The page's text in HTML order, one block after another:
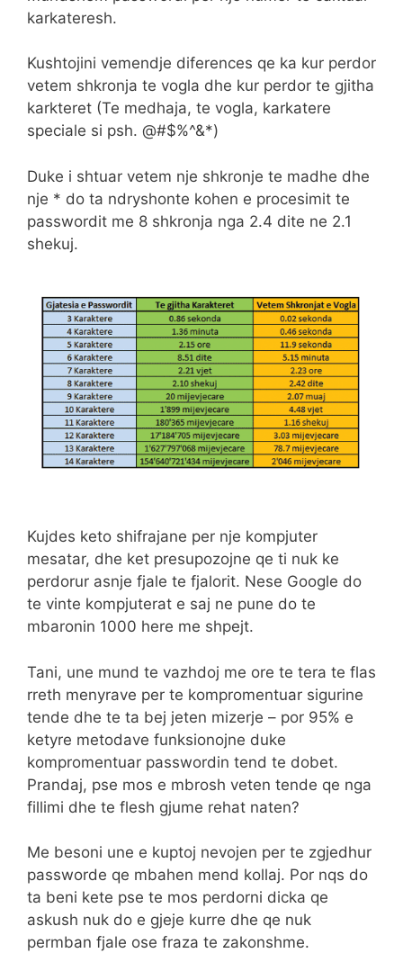
karkateresh.
Kushtojini vemendje diferences qe ka kur perdor
vetem shkronja te vogla dhe kur perdor te gjitha
karkteret (Te medhaja, te vogla, karkatere
speciale si psh. @#$%^&*)
Duke i shtuar vetem nje shkronje te madhe dhe
nje * do ta ndryshonte kohen e procesimit te
passwordit me 8 shkronja nga 2.4 dite ne 2.1
shekuj.
Kujdes keto shifrajane per nje kompjuter
mesatar, dhe ket presupozojne qe ti nuk ke
perdorur asnje fjale te fjalorit. Nese Google do
te vinte kompjuterat e saj ne pune do te
mbaronin 1000 here me shpejt.
Tani, une mund te vazhdoj me ore te tera te flas
rreth menyrave per te kompromentuar sigurine
tende dhe te ta bej jeten mizerje – por 95% e
ketyre metodave funksionojne duke
kompromentuar passwordin tend te dobet.
Prandaj, pse mos e mbrosh veten tende qe nga
fillimi dhe te flesh gjume rehat naten?
Me besoni une e kuptoj nevojen per te zgjedhur
passworde qe mbahen mend kollaj. Por nqs do
ta beni kete pse te mos perdorni dicka qe
askush nuk do e gjeje kurre dhe qe nuk
permban fjale ose fraza te zakonshme.